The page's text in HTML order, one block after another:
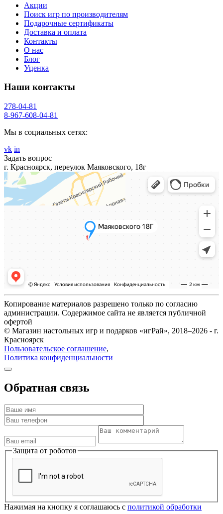
Акции
Поиск игр по производителям
Подарочные сертификаты
Доставка и оплата
Контакты
О нас
Блог
Уценка
Наши контакты
278-04-81
8-967-608-04-81
Мы в социальных сетях:
vk in
Задать вопрос
г. Красноярск, переулок Маяковского, 18г
Копирование материалов разрешено только по согласию
администрации. Содержимое сайта не является публичной
офертой
© Магазин настольных игр и подарков «игРай», 2018–2026 - г.
Красноярск
Пользовательское соглашение,
Политика конфиденциальности
Обратная связь
Защита от роботов
Нажимая на кнопку я соглашаюсь с политикой обработки